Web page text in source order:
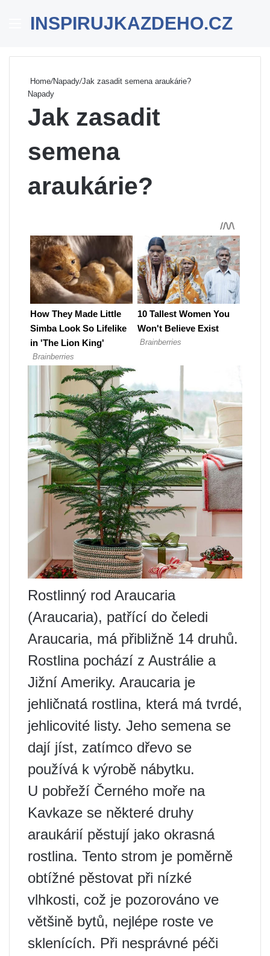
Menu
INSPIRUJKAZDEHO.CZ
Home/Napady/Jak zasadit semena araukárie?
Napady
Jak zasadit
semena
araukárie?
Rostlinný rod Araucaria
(Araucaria), patřící do čeledi
Araucaria, má přibližně 14 druhů.
Rostlina pochází z Austrálie a
Jižní Ameriky. Araucaria je
jehličnatá rostlina, která má tvrdé,
jehlicovité listy. Jeho semena se
dají jíst, zatímco dřevo se
používá k výrobě nábytku.
U pobřeží Černého moře na
Kavkaze se některé druhy
araukárií pěstují jako okrasná
rostlina. Tento strom je poměrně
obtížné pěstovat při nízké
vlhkosti, což je pozorováno ve
většině bytů, nejlépe roste ve
sklenících. Při nesprávné péči